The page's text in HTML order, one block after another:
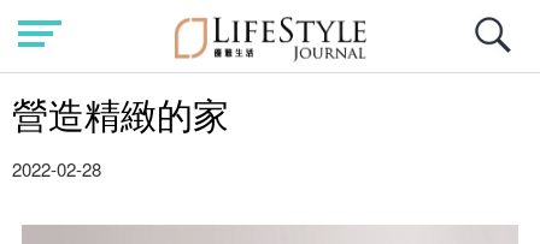
營造精緻的家
2022-02-28